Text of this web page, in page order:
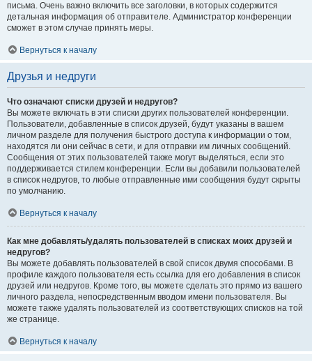
письма. Очень важно включить все заголовки, в которых содержится
детальная информация об отправителе. Администратор конференции
сможет в этом случае принять меры.
Вернуться к началу
Друзья и недруги
Что означают списки друзей и недругов?
Вы можете включать в эти списки других пользователей конференции.
Пользователи, добавленные в список друзей, будут указаны в вашем
личном разделе для получения быстрого доступа к информации о том,
находятся ли они сейчас в сети, и для отправки им личных сообщений.
Сообщения от этих пользователей также могут выделяться, если это
поддерживается стилем конференции. Если вы добавили пользователей
в список недругов, то любые отправленные ими сообщения будут скрыты
по умолчанию.
Вернуться к началу
Как мне добавлять/удалять пользователей в списках моих друзей и
недругов?
Вы можете добавлять пользователей в свой список двумя способами. В
профиле каждого пользователя есть ссылка для его добавления в список
друзей или недругов. Кроме того, вы можете сделать это прямо из вашего
личного раздела, непосредственным вводом имени пользователя. Вы
можете также удалять пользователей из соответствующих списков на той
же странице.
Вернуться к началу